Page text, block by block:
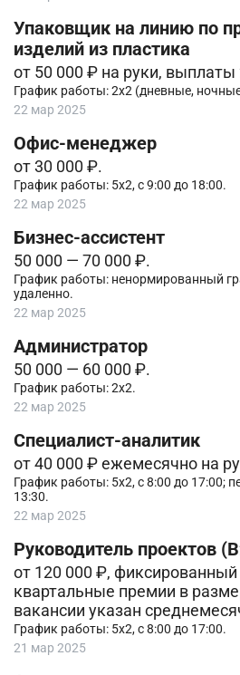
Упаковщик на линию по
изделий из пластика
от 50 000 ₽ на руки, выплаты
График работы: 2х2 (дневные,
22 мар 2025
Офис-менеджер
от 30 000 ₽.
График работы: 5х2, с 9:00 до 18:00.
22 мар 2025
Бизнес-ассистент
50 000 — 70 000 ₽.
График работы: ненормированный
удаленно.
22 мар 2025
Администратор
50 000 — 60 000 ₽.
График работы: 2х2.
22 мар 2025
Специалист-аналитик
от 40 000 ₽ ежемесячно на
График работы: 5х2, с 8:00 до 17:00;
13:30.
22 мар 2025
Руководитель проектов
от 120 000 ₽,
квартальные премии в
вакансии указан
График работы: 5х2, с 8:00 до 17:00.
21 мар 2025